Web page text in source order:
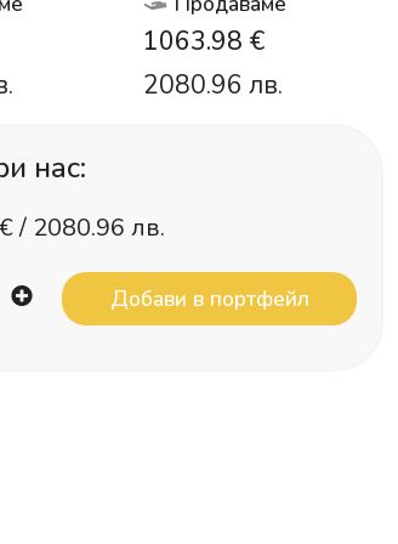
1063.98 €
2080.96 лв.
нас:
€ / 2080.96 лв.